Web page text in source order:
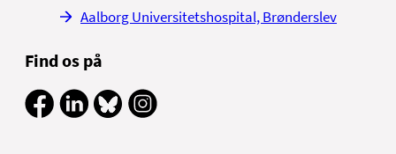
Aalborg Universitetshospital, Brønderslev
Find os på